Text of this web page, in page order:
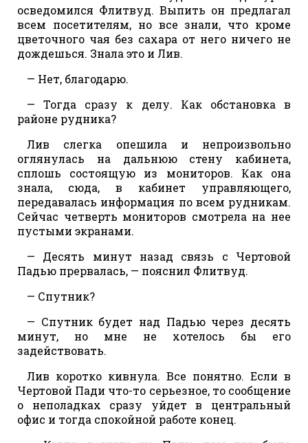
осведомился Флитвуд. Выпить он предлагал
всем посетителям, но все знали, что кроме
цветочного чая без сахара от него ничего не
дождешься. Знала это и Лив.
— Нет, благодарю.
— Тогда сразу к делу. Как обстановка в
районе рудника?
Лив слегка опешила и непроизвольно
оглянулась на дальнюю стену кабинета,
сплошь состоящую из мониторов. Как она
знала, сюда, в кабинет управляющего,
передавалась информация по всем рудникам.
Сейчас четверть мониторов смотрела на нее
пустыми экранами.
— Десять минут назад связь с Чертовой
Падью прервалась, — пояснил Флитвуд.
— Спутник?
— Спутник будет над Падью через десять
минут, но мне не хотелось бы его
задействовать.
Лив коротко кивнула. Все понятно. Если в
Чертовой Пади что-то серьезное, то сообщение
о неполадках сразу уйдет в центральный
офис и тогда спокойной работе конец.